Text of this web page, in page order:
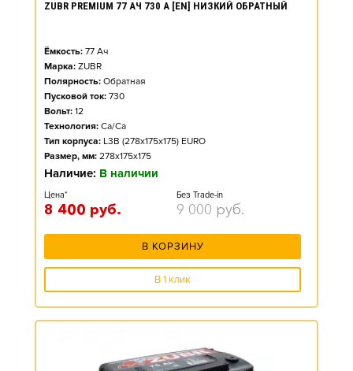
ZUBR PREMIUM 77 АЧ 730 А [EN] НИЗКИЙ ОБРАТНЫЙ
Ёмкость: 77 Ач
Марка: ZUBR
Полярность: Обратная
Пусковой ток: 730
Вольт: 12
Технология: Ca/Ca
Тип корпуса: L3B (278x175x175) EURO
Размер, мм: 278x175x175
Наличие: В наличии
Цена*
8 400 руб.
Без Trade-in
9 000 руб.
В КОРЗИНУ
В 1 клик